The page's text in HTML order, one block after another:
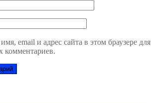
email и адрес сайта в этом браузере для
комментариев.